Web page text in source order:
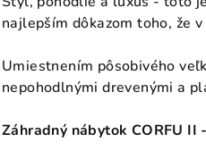
najlepším dôkazom toho, že
Umiestnením pôsobivého
nepohodlnými drevenými a
Záhradný nábytok CORFU